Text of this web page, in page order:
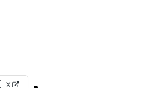
X